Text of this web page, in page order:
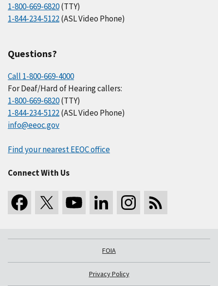
1-800-669-6820(TTY)
1-844-234-5122(ASL Video Phone)
Questions?
Call 1-800-669-4000
For Deaf/Hard of Hearing callers:
1-800-669-6820(TTY)
1-844-234-5122(ASL Video Phone)
info@eeoc.gov
Find your nearest EEOC office
Connect With Us
FOIA
Privacy Policy